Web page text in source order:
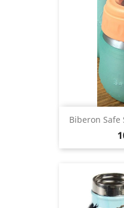
Biberon Safe